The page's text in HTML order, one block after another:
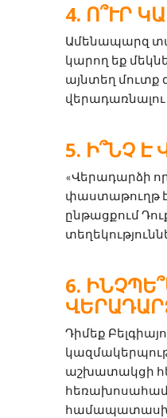
Ո՞ՒՐ
Ամենապարզ
կարող եք
այնտեղ մուտք
վերադառնալու
Ի՞ՆՉ Է
«Վերադարձի
փաստաթուղթ
ընթացքում
Դիմեք
աշխատակցի